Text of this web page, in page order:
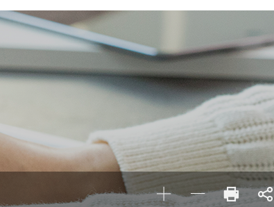
Web DB
논문정보
이달의 전자책
학교공지
세미나일정